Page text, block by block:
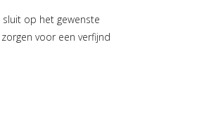
op het gewenste
voor een verfijnd